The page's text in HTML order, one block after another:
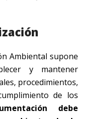
Ambiental supone
y mantener
procedimientos,
de los
debe